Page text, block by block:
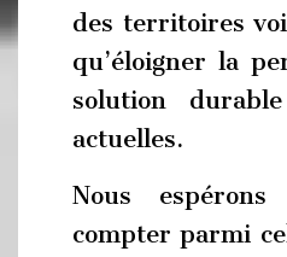
des territoires
qu’éloigner la
solution
actuelles.
Nous
compter parmi